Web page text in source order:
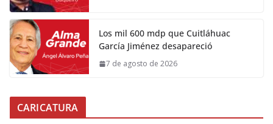
Los mil 600 mdp que Cuitláhuac
García Jiménez desapareció
7 de agosto de 2026
CARICATURA